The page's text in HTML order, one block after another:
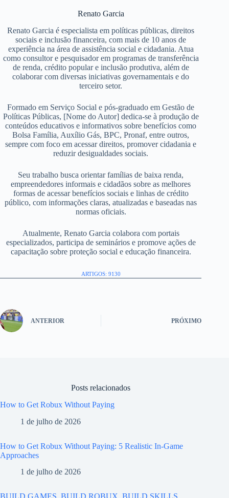
Renato Garcia
Renato Garcia é especialista em políticas públicas, direitos
sociais e inclusão financeira, com mais de 10 anos de
experiência na área de assistência social e cidadania. Atua
como consultor e pesquisador em programas de transferência
de renda, crédito popular e inclusão produtiva, além de
colaborar com diversas iniciativas governamentais e do
terceiro setor.
Formado em Serviço Social e pós-graduado em Gestão de
Políticas Públicas, [Nome do Autor] dedica-se à produção de
conteúdos educativos e informativos sobre benefícios como
Bolsa Família, Auxílio Gás, BPC, Pronaf, entre outros,
sempre com foco em acessar direitos, promover cidadania e
reduzir desigualdades sociais.
Seu trabalho busca orientar famílias de baixa renda,
empreendedores informais e cidadãos sobre as melhores
formas de acessar benefícios sociais e linhas de crédito
público, com informações claras, atualizadas e baseadas nas
normas oficiais.
Atualmente, Renato Garcia colabora com portais
especializados, participa de seminários e promove ações de
capacitação sobre proteção social e educação financeira.
ARTIGOS: 9130
ANTERIOR PRÓXIMO
Posts relacionados
How to Get Robux Without Paying
1 de julho de 2026
How to Get Robux Without Paying: 5 Realistic In-Game
Approaches
1 de julho de 2026